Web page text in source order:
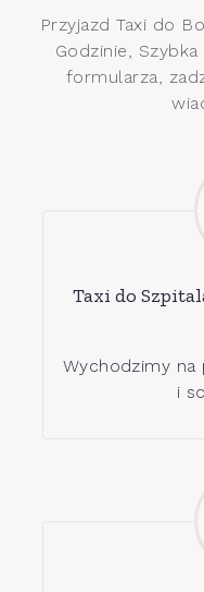
Przyjazd Taxi do
Godzinie,
formularza,
Taxi do
Wychodzimy
i